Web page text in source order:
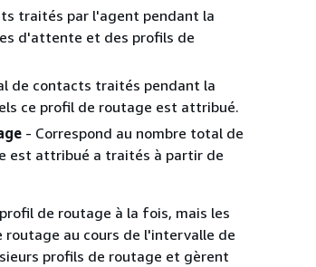
traités par l'agent pendant la
d'attente et des profils de
de contacts traités pendant la
ce profil de routage est attribué.
- Correspond au nombre total de
est attribué a traités à partir de
de routage à la fois, mais les
au cours de l'intervalle de
profils de routage et gèrent